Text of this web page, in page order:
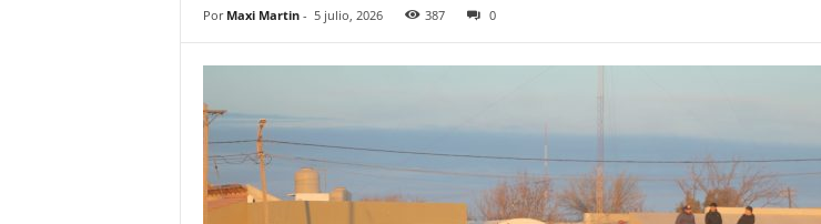
Por Maxi Martin- 5 julio, 2026 387 0